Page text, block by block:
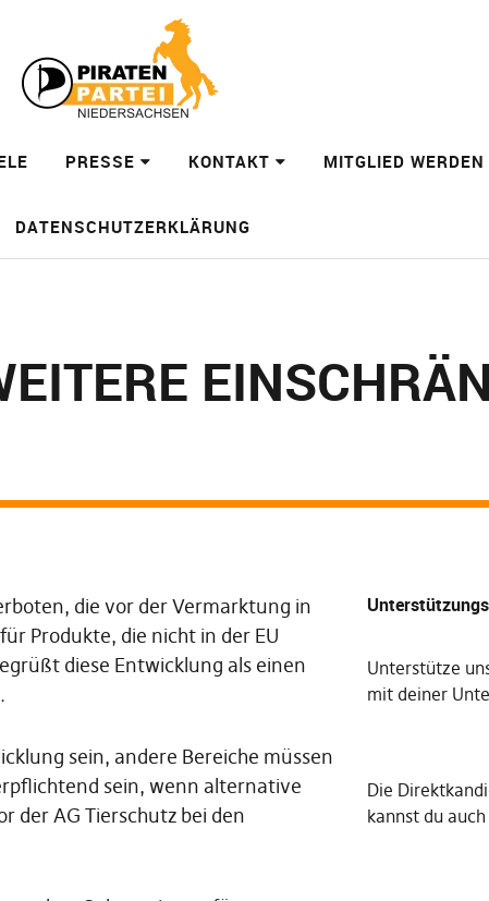
PRESSE KONTAKT MITGLIED WERDEN
DATENSCHUTZERKLÄRUNG
die vor der Vermarktung in
Produkte, die nicht in der EU
diese Entwicklung als einen
sein, andere Bereiche müssen
sein, wenn alternative
der AG Tierschutz bei den
Unterstütze
mit deiner
Die
kannst du